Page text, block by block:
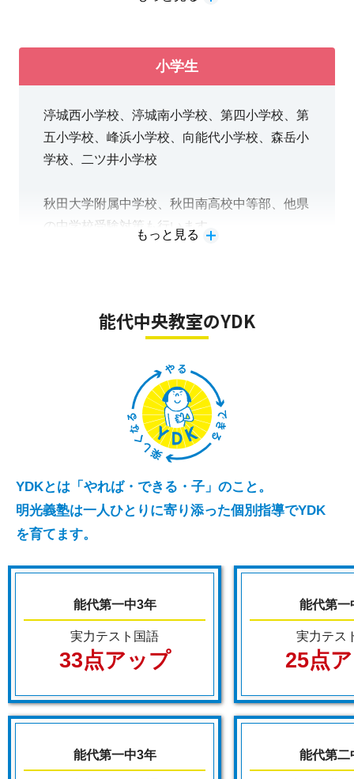
小学生
渟城西小学校、渟城南小学校、第四小学校、第
五小学校、峰浜小学校、向能代小学校、森岳小
学校、二ツ井小学校
秋田大学附属中学校、秋田南高校中等部、他県
の中学校受験対策も行います。
□学校の授業についていきたい
□中学校受験に向けて対策をしたい
□勉強の仕方、学習習慣を身につけたい
もっと見る
能代中央教室のYDK
YDKとは「やれば・できる・子」のこと。
明光義塾は一人ひとりに寄り添った個別指導でYDK
を育てます。
能代第一中3年
実力テスト国語
33点アップ
能代第一中3年
能代第一
実力テス
25点
能代第二